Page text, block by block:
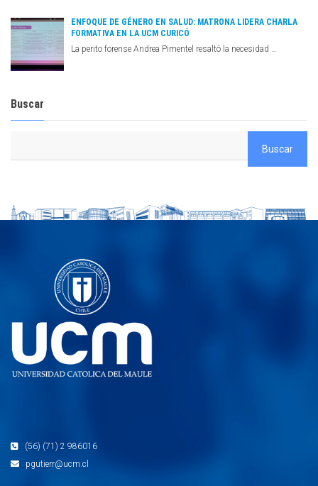
ENFOQUE DE GÉNERO EN SALUD: MATRONA LIDERA CHARLA
FORMATIVA EN LA UCM CURICÓ
La perito forense Andrea Pimentel resaltó la necesidad …
Buscar
(56) (71) 2 986016
pgutierr@ucm.cl